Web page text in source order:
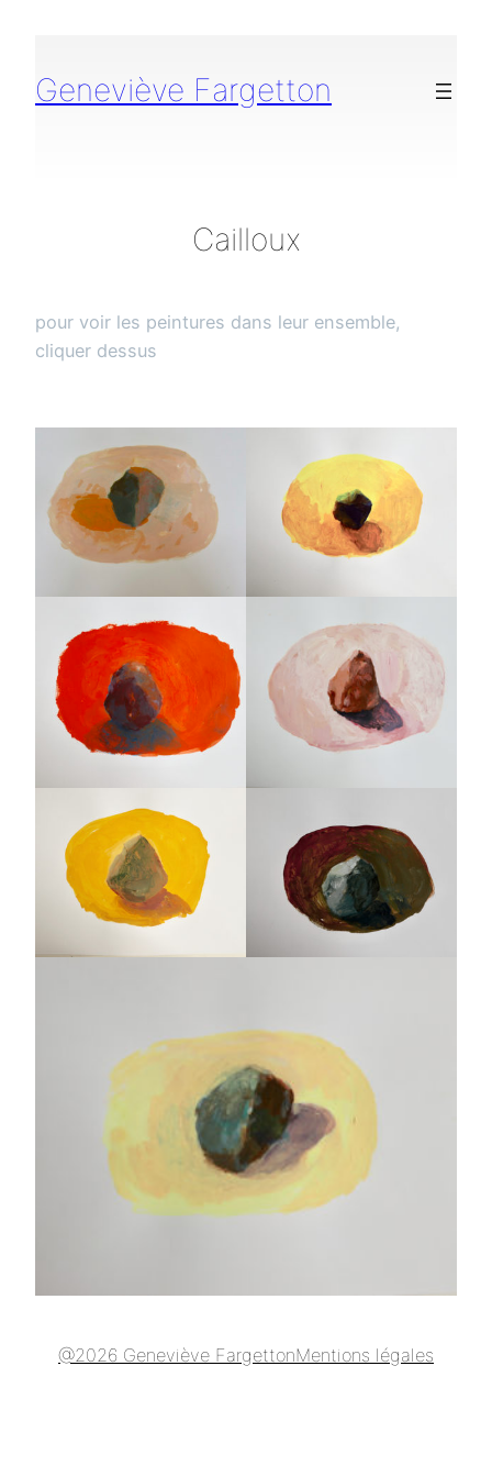
contenu
Geneviève Fargetton
Cailloux
pour voir les peintures dans leur ensemble,
cliquer dessus
@2026 Geneviève FargettonMentions légales